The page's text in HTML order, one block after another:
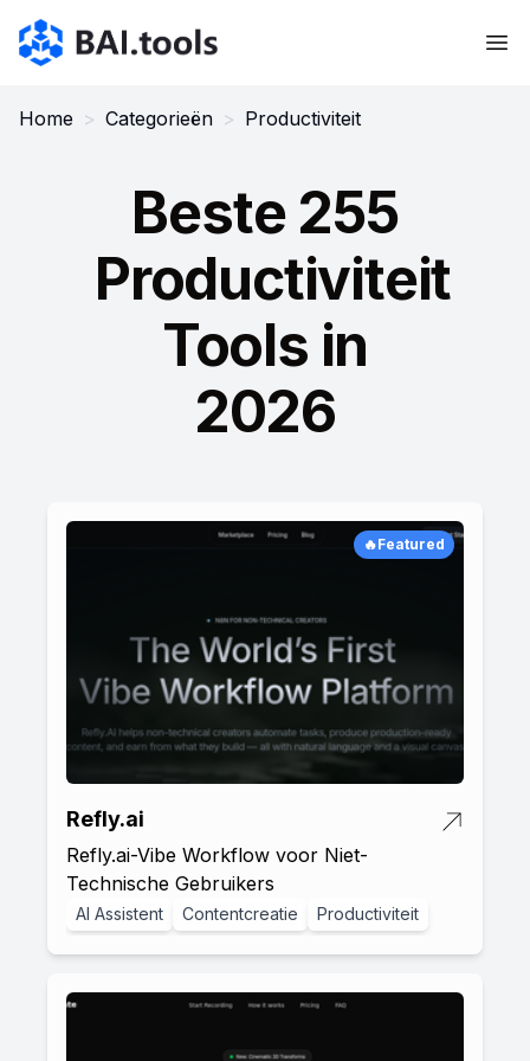
Bai.tools
Home > Categorieën > Productiviteit
Beste 255
Productiviteit
Tools in
2026
🔥Featured
Refly.ai
Refly.ai-Vibe Workflow voor Niet-
Technische Gebruikers
AI Assistent Contentcreatie Productiviteit